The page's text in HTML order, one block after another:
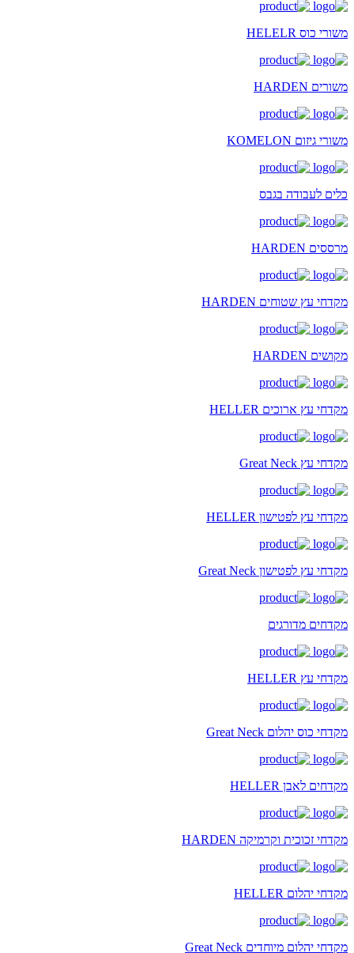
משורי כוס HELELR
משורים HARDEN
משורי גיזום KOMELON
כלים לעבודה בגבס
מרססים HARDEN
מקדחי עץ שטוחים HARDEN
מקושים HARDEN
מקדחי עץ ארוכים HELLER
מקדחי עץ Great Neck
מקדחי עץ לפטישון HELLER
מקדחי עץ לפטישון Great Neck
מקדחים מדורגים
מקדחי עץ HELLER
מקדחי כוס יהלום Great Neck
מקדחים לאבן HELLER
מקדחי זכוכית וקרמיקה HARDEN
מקדחי יהלום HELLER
מקדחי יהלום מיוחדים Great Neck